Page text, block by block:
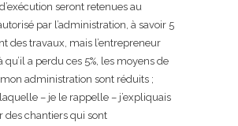
seront retenues au
par l’administration, à savoir 5
des travaux, mais l’entrepreneur
qu’il a perdu ces 5%, les moyens de
administration sont réduits ;
– je le rappelle – j’expliquais
des chantiers qui sont